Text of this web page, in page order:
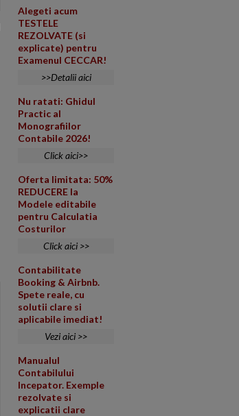
Alegeti acum
TESTELE
REZOLVATE (si
explicate) pentru
Examenul CECCAR!
>>Detalii aici
Nu ratati: Ghidul
Practic al
Monografiilor
Contabile 2026!
Click aici>>
Oferta limitata: 50%
REDUCERE la
Modele editabile
pentru Calculatia
Costurilor
Click aici >>
Contabilitate
Booking & Airbnb.
Spete reale, cu
solutii clare si
aplicabile imediat!
Vezi aici >>
Manualul
Contabilului
Incepator. Exemple
rezolvate si
explicatii clare